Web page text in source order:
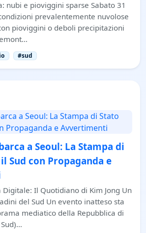
nubi e pioviggini sparse Sabato 31
prevalentemente nuvolose
pioviggini o deboli precipitazioni
#sud
a Seoul: La Stampa di
Sud con Propaganda e
Digitale: Il Quotidiano di Kim Jong Un
del Sud Un evento inatteso sta
mediatico della Repubblica di